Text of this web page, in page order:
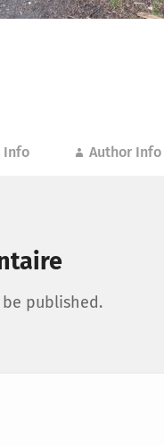
Info Author Info
published.